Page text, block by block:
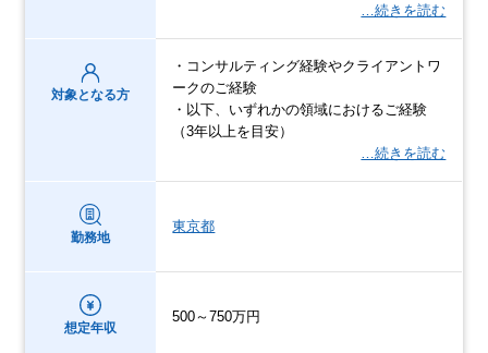
…続きを読む
対象となる方
・コンサルティング経験やクライアントワ
ークのご経験
・以下、いずれかの領域におけるご経験
（3年以上を目安）
…続きを読む
勤務地
東京都
想定年収
500～750万円